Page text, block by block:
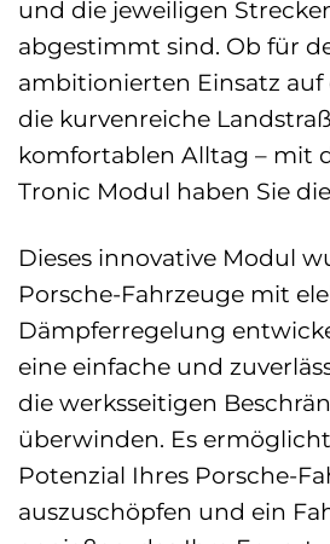
und die jeweiligen
abgestimmt sind. Ob für
ambitionierten Einsatz auf
die kurvenreiche
komfortablen Alltag – mit
Tronic Modul haben Sie
Dieses innovative Modul
Porsche-Fahrzeuge mit
Dämpferregelung
eine einfache und
die werksseitigen
überwinden. Es
Potenzial Ihres Porsche-
auszuschöpfen und ein